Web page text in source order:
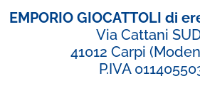
EMPORIO GIOCATTOLI di
Via Cattani
41012 Carpi
P.IVA